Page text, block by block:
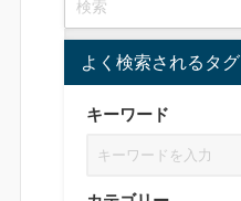
よく検索されるタグ
キーワード